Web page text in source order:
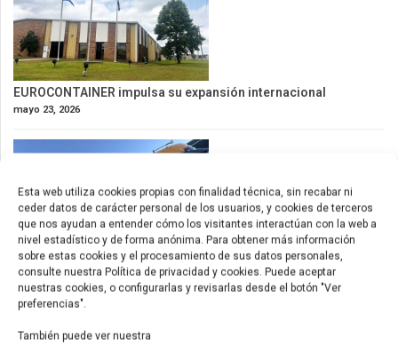
Esta web utiliza cookies propias con finalidad técnica, sin recabar ni
ceder datos de carácter personal de los usuarios, y cookies de terceros
que nos ayudan a entender cómo los visitantes interactúan con la web a
nivel estadístico y de forma anónima. Para obtener más información
sobre estas cookies y el procesamiento de sus datos personales,
consulte nuestra Política de privacidad y cookies. Puede aceptar
nuestras cookies, o configurarlas y revisarlas desde el botón "Ver
preferencias".
También puede ver nuestra
EUROCONTAINER impulsa su expansión internacional
mayo 23, 2026
Nuevos contenedores de 53ft para América
mayo 9, 2026